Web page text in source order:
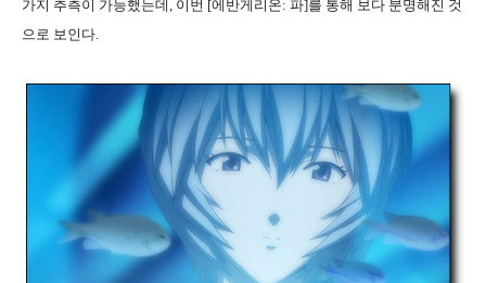
가지 추측이 가능했는데, 이번 [에반게리온: 파]를 통해 보다 분명해진 것
으로 보인다.